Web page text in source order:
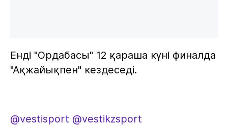
Енді "Ордабасы" 12 қараша күні финалда
"Ақжайықпен" кездеседі.
@vestisport @vestikzsport